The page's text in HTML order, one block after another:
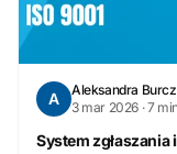
A
Aleksandra
3 mar 2026 · 7
System